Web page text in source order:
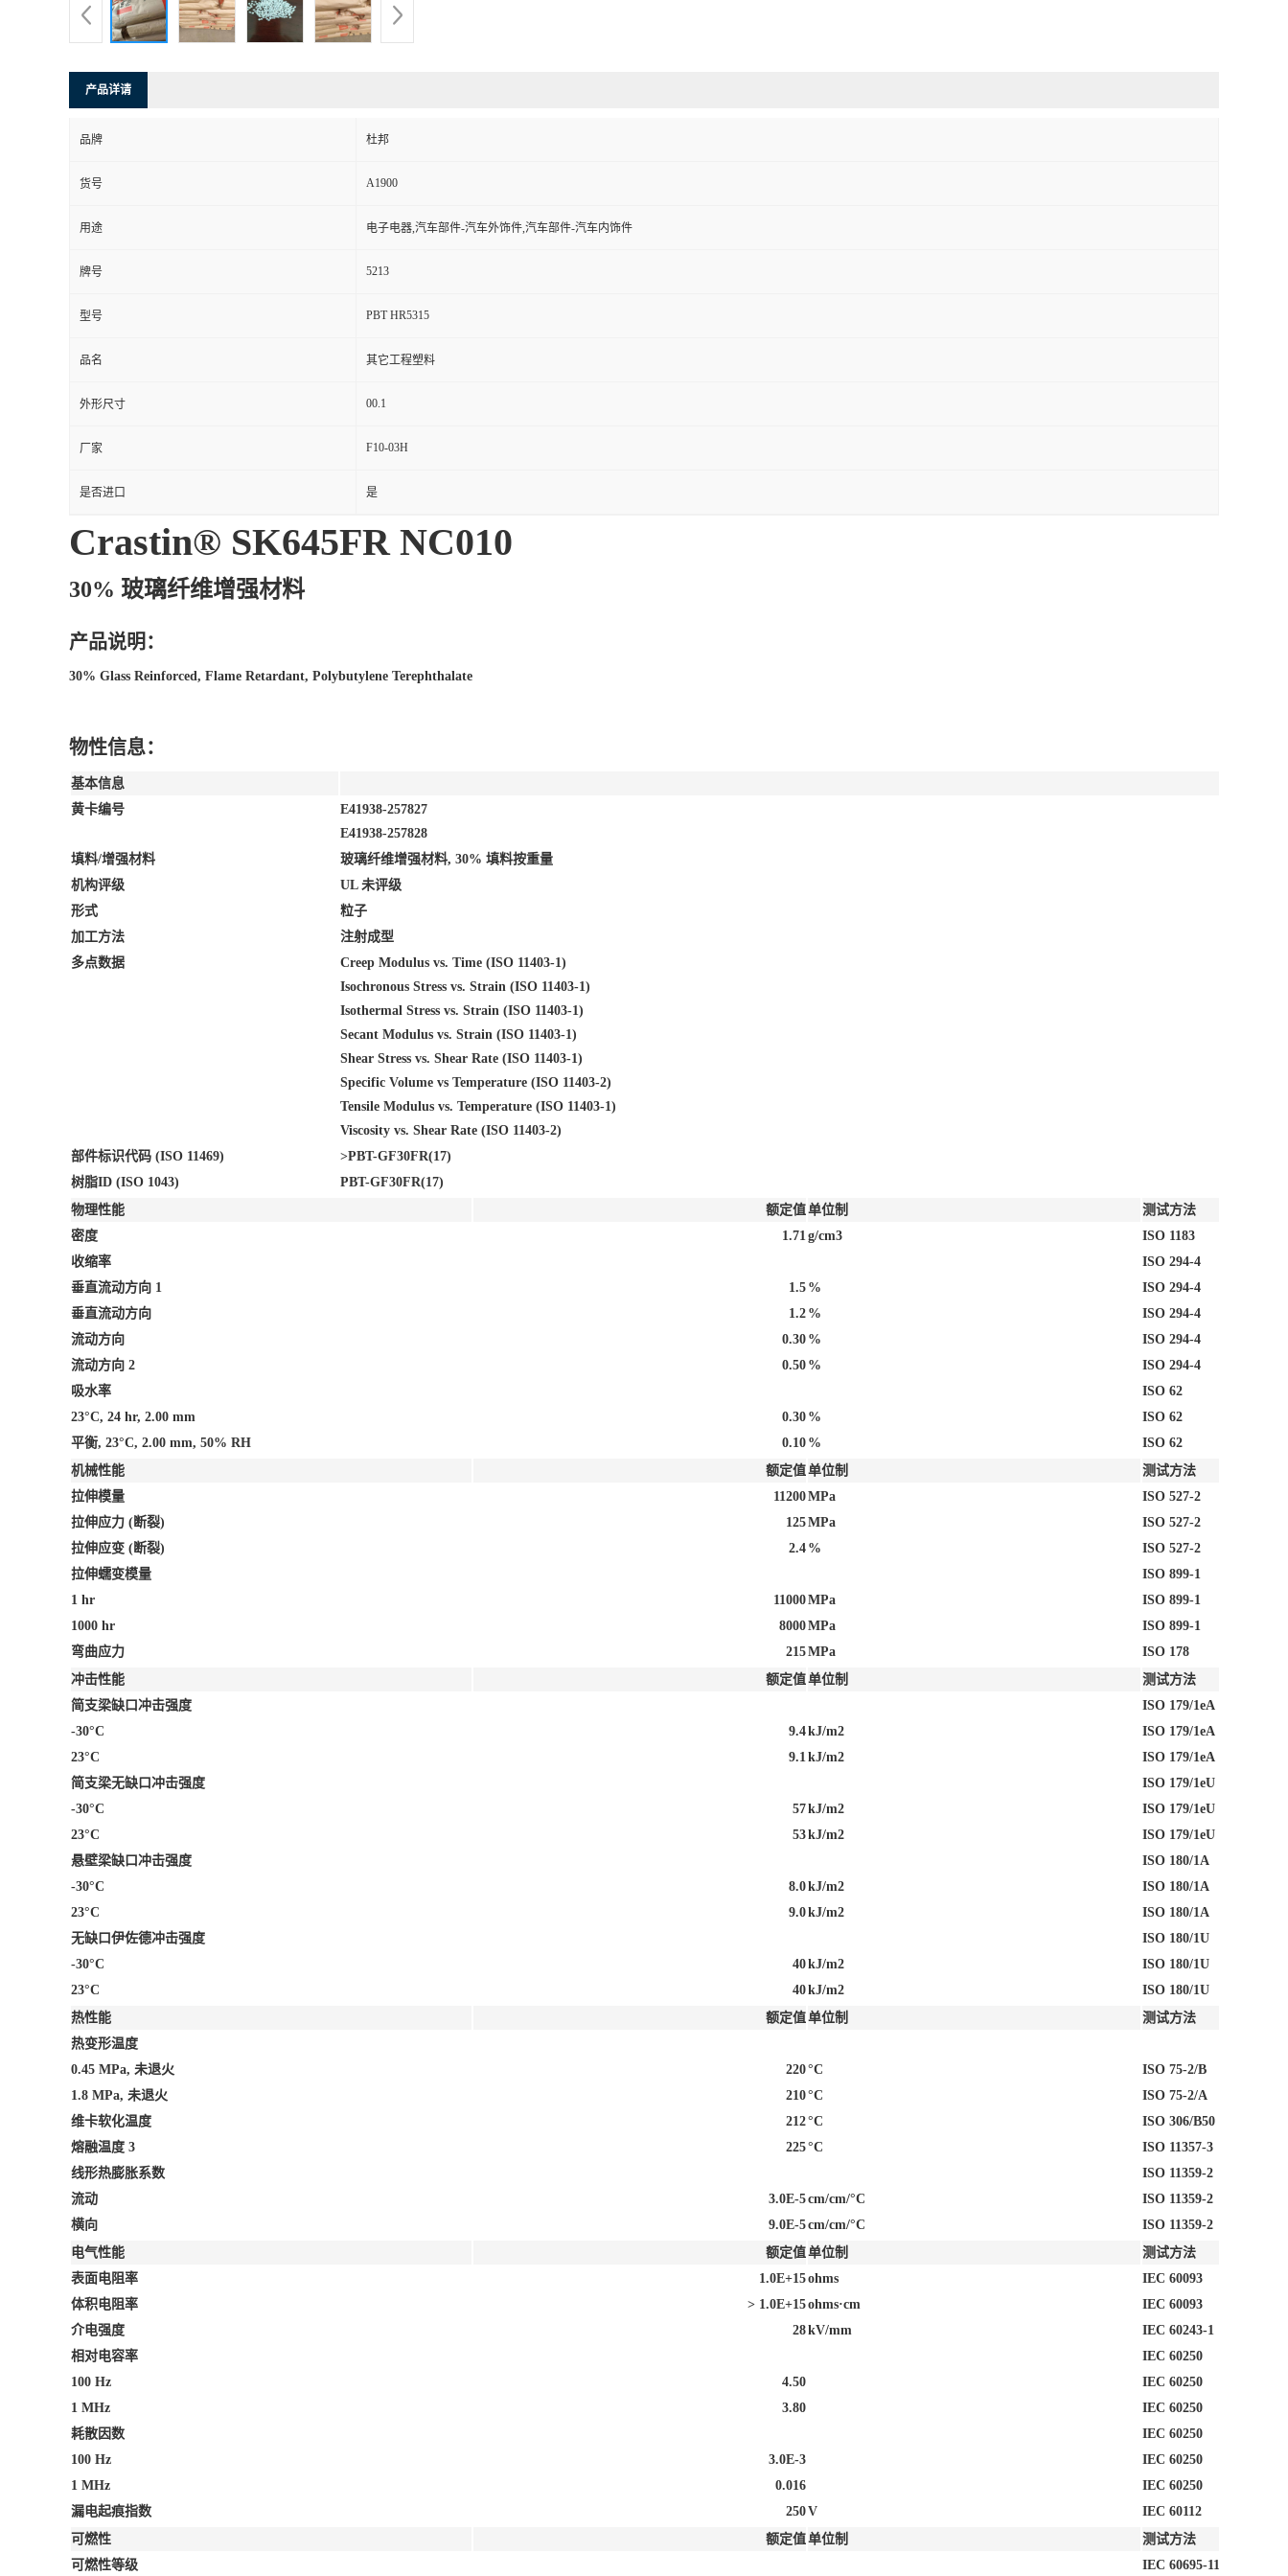
产品详请
品牌 杜邦
货号 A1900
用途 电子电器,汽车部件-汽车外饰件,汽车部件-汽车内饰件
牌号 5213
型号 PBT HR5315
品名 其它工程塑料
外形尺寸 00.1
厂家 F10-03H
是否进口 是
Crastin® SK645FR NC010
30% 玻璃纤维增强材料
产品说明：
30% Glass Reinforced, Flame Retardant, Polybutylene Terephthalate
物性信息：
基本信息
黄卡编号
E41938-257827
E41938-257828
填料/增强材料
玻璃纤维增强材料, 30% 填料按重量
机构评级
UL 未评级
形式
粒子
加工方法
注射成型
多点数据
Creep Modulus vs. Time (ISO 11403-1)
Isochronous Stress vs. Strain (ISO 11403-1)
Isothermal Stress vs. Strain (ISO 11403-1)
Secant Modulus vs. Strain (ISO 11403-1)
Shear Stress vs. Shear Rate (ISO 11403-1)
Specific Volume vs Temperature (ISO 11403-2)
Tensile Modulus vs. Temperature (ISO 11403-1)
Viscosity vs. Shear Rate (ISO 11403-2)
部件标识代码 (ISO 11469)
>PBT-GF30FR(17)
树脂ID (ISO 1043)
PBT-GF30FR(17)
物理性能
额定值单位制
测试方法
密度
1.71g/cm3
ISO 1183
收缩率
ISO 294-4
垂直流动方向 1 1.5 %
ISO 294-4
垂直流动方向
1.2 %
ISO 294-4
流动方向
0.30 %
ISO 294-4
流动方向 2 0.50 %
ISO 294-4
吸水率
ISO 62
23°C, 24 hr, 2.00 mm
0.30 %
ISO 62
平衡, 23°C, 2.00 mm, 50% RH
0.10 %
ISO 62
机械性能
额定值单位制
测试方法
拉伸模量
11200MPa
ISO 527-2
拉伸应力 (断裂) 125MPa
ISO 527-2
拉伸应变 (断裂) 2.4 %
ISO 527-2
拉伸蠕变模量
ISO 899-1
1 hr
11000MPa
ISO 899-1
1000 hr
8000MPa
ISO 899-1
弯曲应力
215MPa
ISO 178
冲击性能
额定值单位制
测试方法
简支梁缺口冲击强度
ISO 179/1eA
-30°C
9.4kJ/m2
ISO 179/1eA
23°C
9.1kJ/m2
ISO 179/1eA
简支梁无缺口冲击强度
ISO 179/1eU
-30°C
57kJ/m2
ISO 179/1eU
23°C
53kJ/m2
ISO 179/1eU
悬壁梁缺口冲击强度
ISO 180/1A
-30°C
8.0kJ/m2
ISO 180/1A
23°C
9.0kJ/m2
ISO 180/1A
无缺口伊佐德冲击强度
ISO 180/1U
-30°C
40kJ/m2
ISO 180/1U
23°C
40kJ/m2
ISO 180/1U
热性能
额定值单位制
测试方法
热变形温度
0.45 MPa, 未退火
220°C
ISO 75-2/B
1.8 MPa, 未退火
210°C
ISO 75-2/A
维卡软化温度
212°C
ISO 306/B50
熔融温度 3 225°C
ISO 11357-3
线形热膨胀系数
ISO 11359-2
流动
3.0E-5cm/cm/°C
ISO 11359-2
横向
9.0E-5cm/cm/°C
ISO 11359-2
电气性能
额定值单位制
测试方法
表面电阻率
1.0E+15ohms
IEC 60093
体积电阻率
> 1.0E+15ohms·cm
IEC 60093
介电强度
28kV/mm
IEC 60243-1
相对电容率
IEC 60250
100 Hz
4.50
IEC 60250
1 MHz
3.80
IEC 60250
耗散因数
IEC 60250
100 Hz
3.0E-3
IEC 60250
1 MHz
0.016
IEC 60250
漏电起痕指数
250V
IEC 60112
可燃性
额定值单位制
测试方法
可燃性等级
IEC 60695-11-10, -20